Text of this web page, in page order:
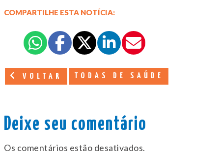
COMPARTILHE ESTA NOTÍCIA:
VOLTAR TODAS DE SAÚDE
Deixe seu comentário
Os comentários estão desativados.